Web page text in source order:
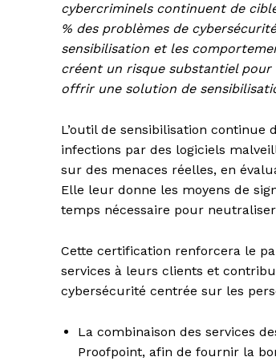
cybercriminels continuent de
% des problèmes de
sensibilisation et les
créent un risque substantiel
offrir une solution de
L’outil de sensibilisation
infections par des logiciels
sur des menaces réelles, en
Elle leur donne les moyens de
temps nécessaire pour
Cette certification renforcera le
services à leurs clients et
cybersécurité centrée sur les
La combinaison des services
Proofpoint, afin de fournir la